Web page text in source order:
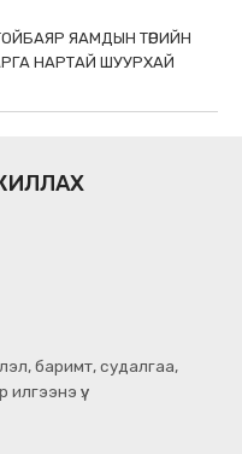
ЯАМДЫН ТӨРИЙН
НАРТАЙ ШУУРХАЙ
баримт, судалгаа,
үү.